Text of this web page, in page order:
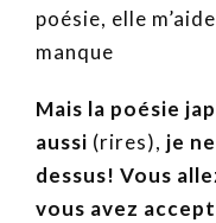
poésie, elle
manque
Mais la poésie
aussi (rires), je
dessus! Vous
vous avez